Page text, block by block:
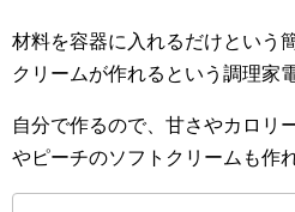
材料を容器に入れるだけという
クリームが作れるという調理家
自分で作るので、甘さやカロリ
やピーチのソフトクリームも作